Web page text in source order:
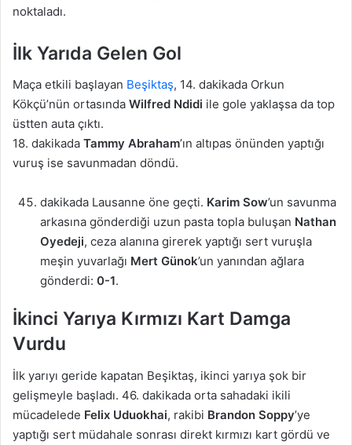
noktaladı.
İlk Yarıda Gelen Gol
Maça etkili başlayan Beşiktaş, 14. dakikada Orkun
Kökçü’nün ortasında Wilfred Ndidi ile gole yaklaşsa da top
üstten auta çıktı.
18. dakikada Tammy Abraham’ın altıpas önünden yaptığı
vuruş ise savunmadan döndü.
dakikada Lausanne öne geçti. Karim Sow’un savunma
arkasına gönderdiği uzun pasta topla buluşan Nathan
Oyedeji, ceza alanına girerek yaptığı sert vuruşla
meşin yuvarlağı Mert Günok’un yanından ağlara
gönderdi: 0-1.
İkinci Yarıya Kırmızı Kart Damga
Vurdu
İlk yarıyı geride kapatan Beşiktaş, ikinci yarıya şok bir
gelişmeyle başladı. 46. dakikada orta sahadaki ikili
mücadelede Felix Uduokhai, rakibi Brandon Soppy’ye
yaptığı sert müdahale sonrası direkt kırmızı kart gördü ve